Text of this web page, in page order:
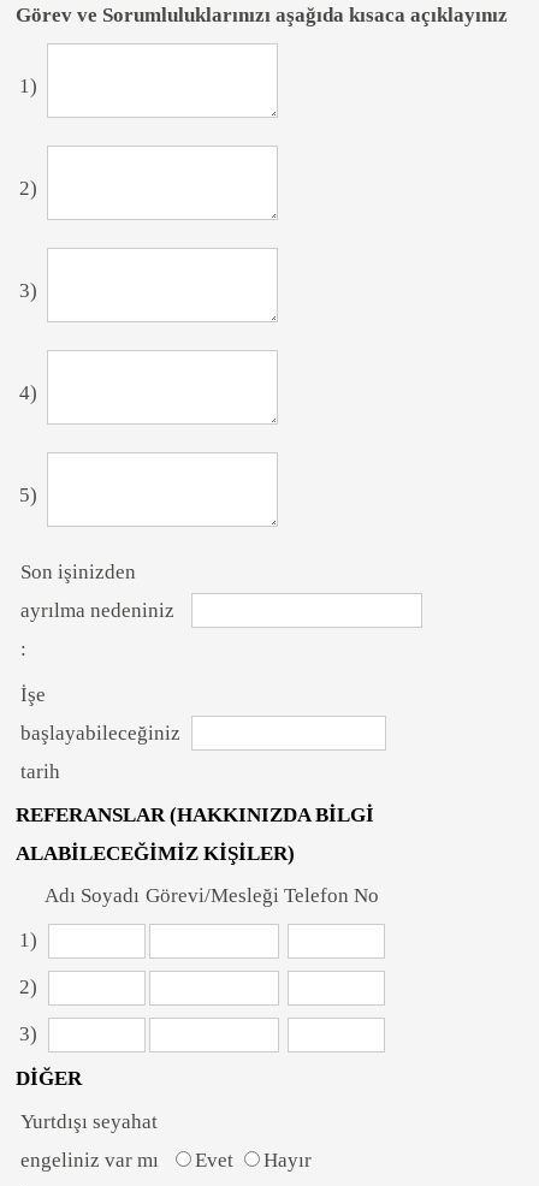
Görev ve Sorumluluklarınızı aşağıda kısaca açıklayınız
1)
2)
3)
4)
5)
Son işinizden
ayrılma nedeniniz
:
İşe
başlayabileceğiniz
tarih
REFERANSLAR (HAKKINIZDA BİLGİ
ALABİLECEĞİMİZ KİŞİLER)
Adı Soyadı Görevi/Mesleği Telefon No
1)
2)
3)
DİĞER
Yurtdışı seyahat
engeliniz var mı
Evet Hayır